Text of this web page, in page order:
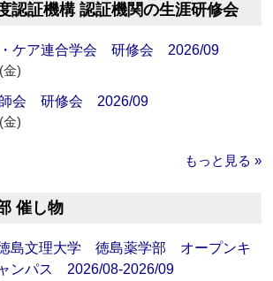
認証機構 認証機関の生涯研修会
・ケア連合学会 研修会 2026/09
金)
師会 研修会 2026/09
金)
もっと見る »
催し物
島文理大学 徳島薬学部 オープンキ
ンパス 2026/08-2026/09